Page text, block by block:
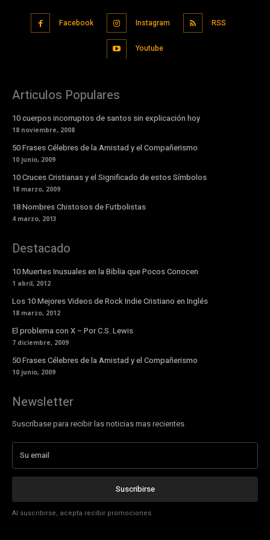
Facebook Instagram RSS
Youtube
Articulos Populares
10 cuerpos incorruptos de santos sin explicación hoy
18 noviembre, 2008
50 Frases Célebres de la Amistad y el Compañerismo
10 junio, 2009
10 Cruces Cristianas y el Significado de estos Símbolos
18 marzo, 2009
18 Nombres Chistosos de Futbolistas
4 marzo, 2013
Destacado
10 Muertes Inusuales en la Biblia que Pocos Conocen
1 abril, 2012
Los 10 Mejores Videos de Rock Indie Cristiano en Inglés
18 marzo, 2012
El problema con X – Por C.S. Lewis
7 diciembre, 2009
50 Frases Célebres de la Amistad y el Compañerismo
10 junio, 2009
Newsletter
Suscríbase para recibir las noticias mas recientes
Suscribirse
Al suscribirse, acepta recibir promociones.